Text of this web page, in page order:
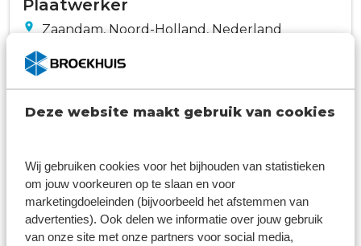
Deze website maakt gebruik van cookies
Wij gebruiken cookies voor het bijhouden van statistieken
om jouw voorkeuren op te slaan en voor
marketingdoeleinden (bijvoorbeeld het afstemmen van
advertenties). Ook delen we informatie over jouw gebruik
van onze site met onze partners voor social media,
Plaatwerker
Zaandam, Noord-Holland, Nederland
Autoschade
32 - 40 uur 1 - 3 jaar ervaring
Autospuiter / Voorbewerker
Beverwijk, Noord-Holland, Nederland